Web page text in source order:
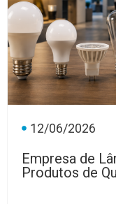
12/06/2026
Empresa de
Produtos de